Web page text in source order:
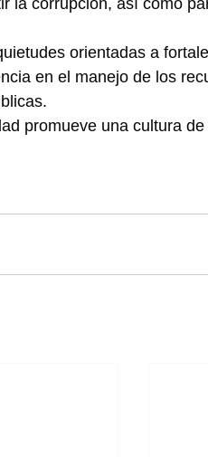
la corrupción, así como
orientadas a
en el manejo de los
promueve una cultura